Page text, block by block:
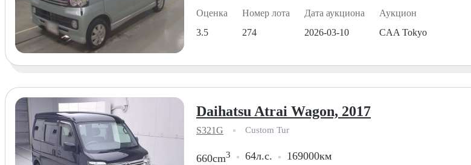
Оценка
3.5
Номер лота
274
Дата аукциона
2026-03-10
Аукцион
CAA Tokyo
Daihatsu Atrai Wagon, 2017
S321G Custom Tur
660cm3 64л.с. 169000км